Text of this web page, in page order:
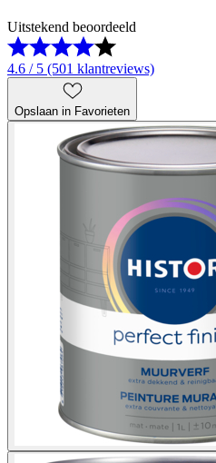
Uitstekend beoordeeld
4.6 / 5 (501 klantreviews)
Opslaan in Favorieten